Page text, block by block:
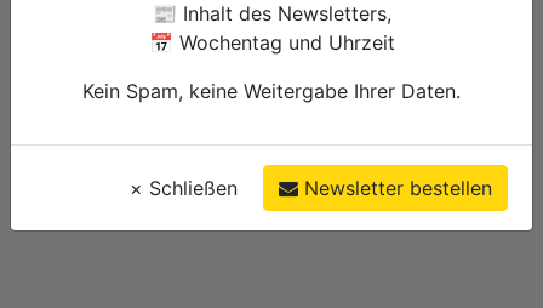
📰 Inhalt des Newsletters,
📅 Wochentag und Uhrzeit
Kein Spam, keine Weitergabe Ihrer Daten.
× Schließen Newsletter bestellen